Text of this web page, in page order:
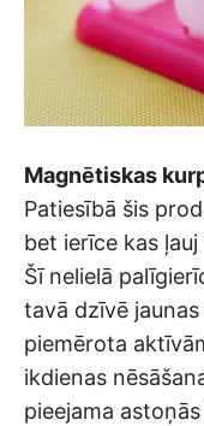
Magnētiskas
Patiesībā šis
bet ierīce kas
Šī nelielā
tavā dzīvē
piemērota
ikdienas
pieejama